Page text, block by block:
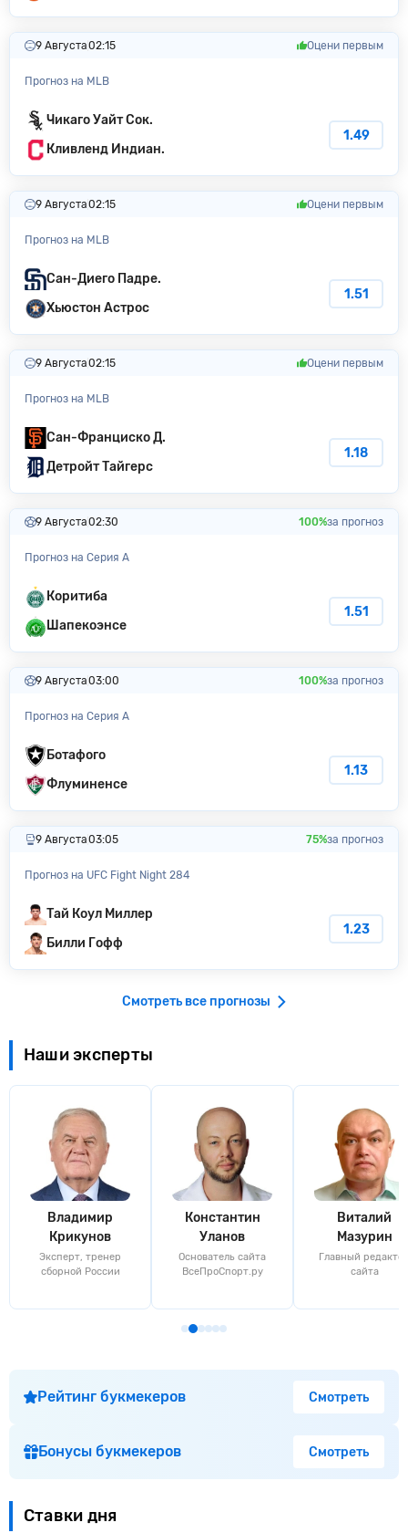
9 Августа02:15 Оцени первым
Прогноз на MLB
Чикаго Уайт Сок.
Кливленд Индиан.
1.49
9 Августа02:15 Оцени первым
Прогноз на MLB
Сан-Диего Падре.
Хьюстон Астрос
1.51
9 Августа02:15 Оцени первым
Прогноз на MLB
Сан-Франциско Д.
Детройт Тайгерс
1.18
9 Августа02:30 100%за прогноз
Прогноз на Серия А
Коритиба
Шапекоэнсе
1.51
9 Августа03:00 100%за прогноз
Прогноз на Серия А
Ботафого
Флуминенсе
1.13
9 Августа03:05 75%за прогноз
Прогноз на UFC Fight Night 284
Тай Коул Миллер
Билли Гофф
1.23
Смотреть все прогнозы
Наши эксперты
Владимир
Крикунов
Эксперт, тренер
сборной России
Константин
Уланов
Основатель сайта
ВсеПроСпорт.ру
Виталий
Мазурин
Главный
сайта
Рейтинг букмекеров Смотреть
Бонусы букмекеров Смотреть
Ставки дня